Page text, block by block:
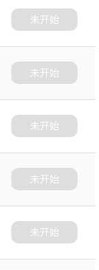
未开始
未开始
未开始
未开始
未开始